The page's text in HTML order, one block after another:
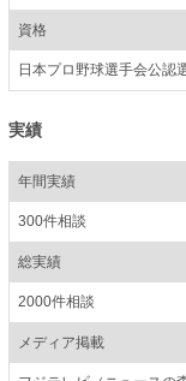
資格
日本プロ野球選手会公認
実績
年間実績
300件相談
総実績
2000件相談
メディア掲載